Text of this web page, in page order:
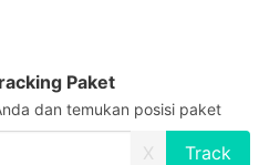
Paket
dan temukan posisi paket
X